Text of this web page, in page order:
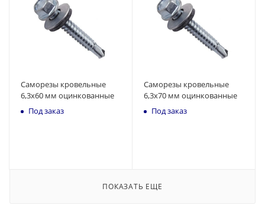
Саморезы кровельные
6,3x60 мм оцинкованные
Под заказ
Саморезы кровельные
6,3x70 мм оцинкованные
Под заказ
ПОКАЗАТЬ ЕЩЕ